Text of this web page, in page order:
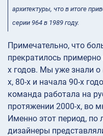
архитектуры, что в итоге
серии 964 в 1989 году.
Примечательно, что
прекратилось
х годов. Мы уже знали о
х, 80-х и начала 90-х
команда работала на
протяжении 2000-х, во
Именно этот период, по
дизайнеры